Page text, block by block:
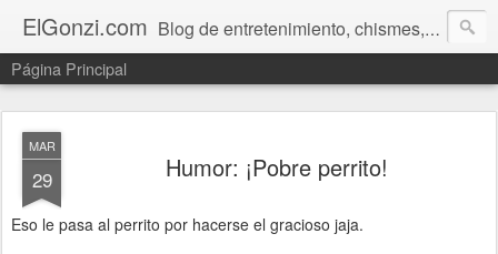
ElGonzi.com Blog de entretenimiento, chismes, humor, farándula, curiosidades, ovnis, noticias calientes, fotos, videos, paranormal y ¡más!
Página Principal
MAR
29 Humor: ¡Pobre perrito!
Eso le pasa al perrito por hacerse el gracioso jaja.